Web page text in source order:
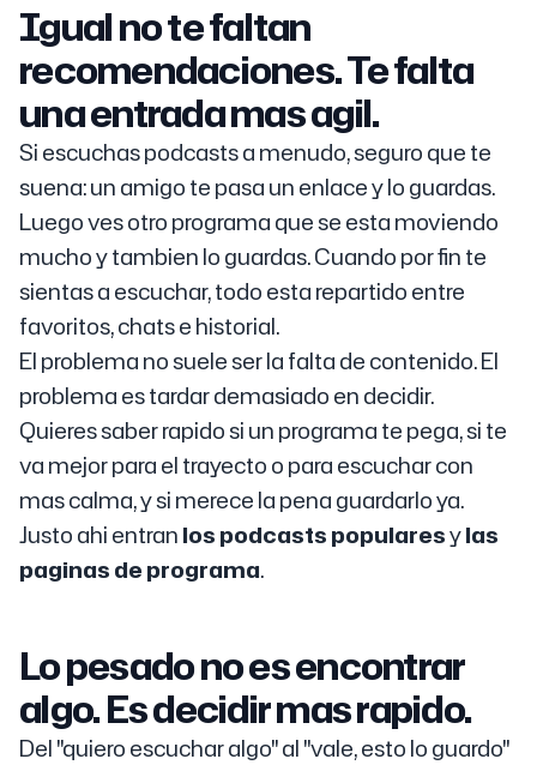
Igual no te faltan
recomendaciones. Te falta
una entrada mas agil.
Si escuchas podcasts a menudo, seguro que te
suena: un amigo te pasa un enlace y lo guardas.
Luego ves otro programa que se esta moviendo
mucho y tambien lo guardas. Cuando por fin te
sientas a escuchar, todo esta repartido entre
favoritos, chats e historial.
El problema no suele ser la falta de contenido. El
problema es tardar demasiado en decidir.
Quieres saber rapido si un programa te pega, si te
va mejor para el trayecto o para escuchar con
mas calma, y si merece la pena guardarlo ya.
Justo ahi entranlos podcasts popularesylas
paginas de programa.
Lo pesado no es encontrar
algo. Es decidir mas rapido.
Del "quiero escuchar algo" al "vale, esto lo guardo"